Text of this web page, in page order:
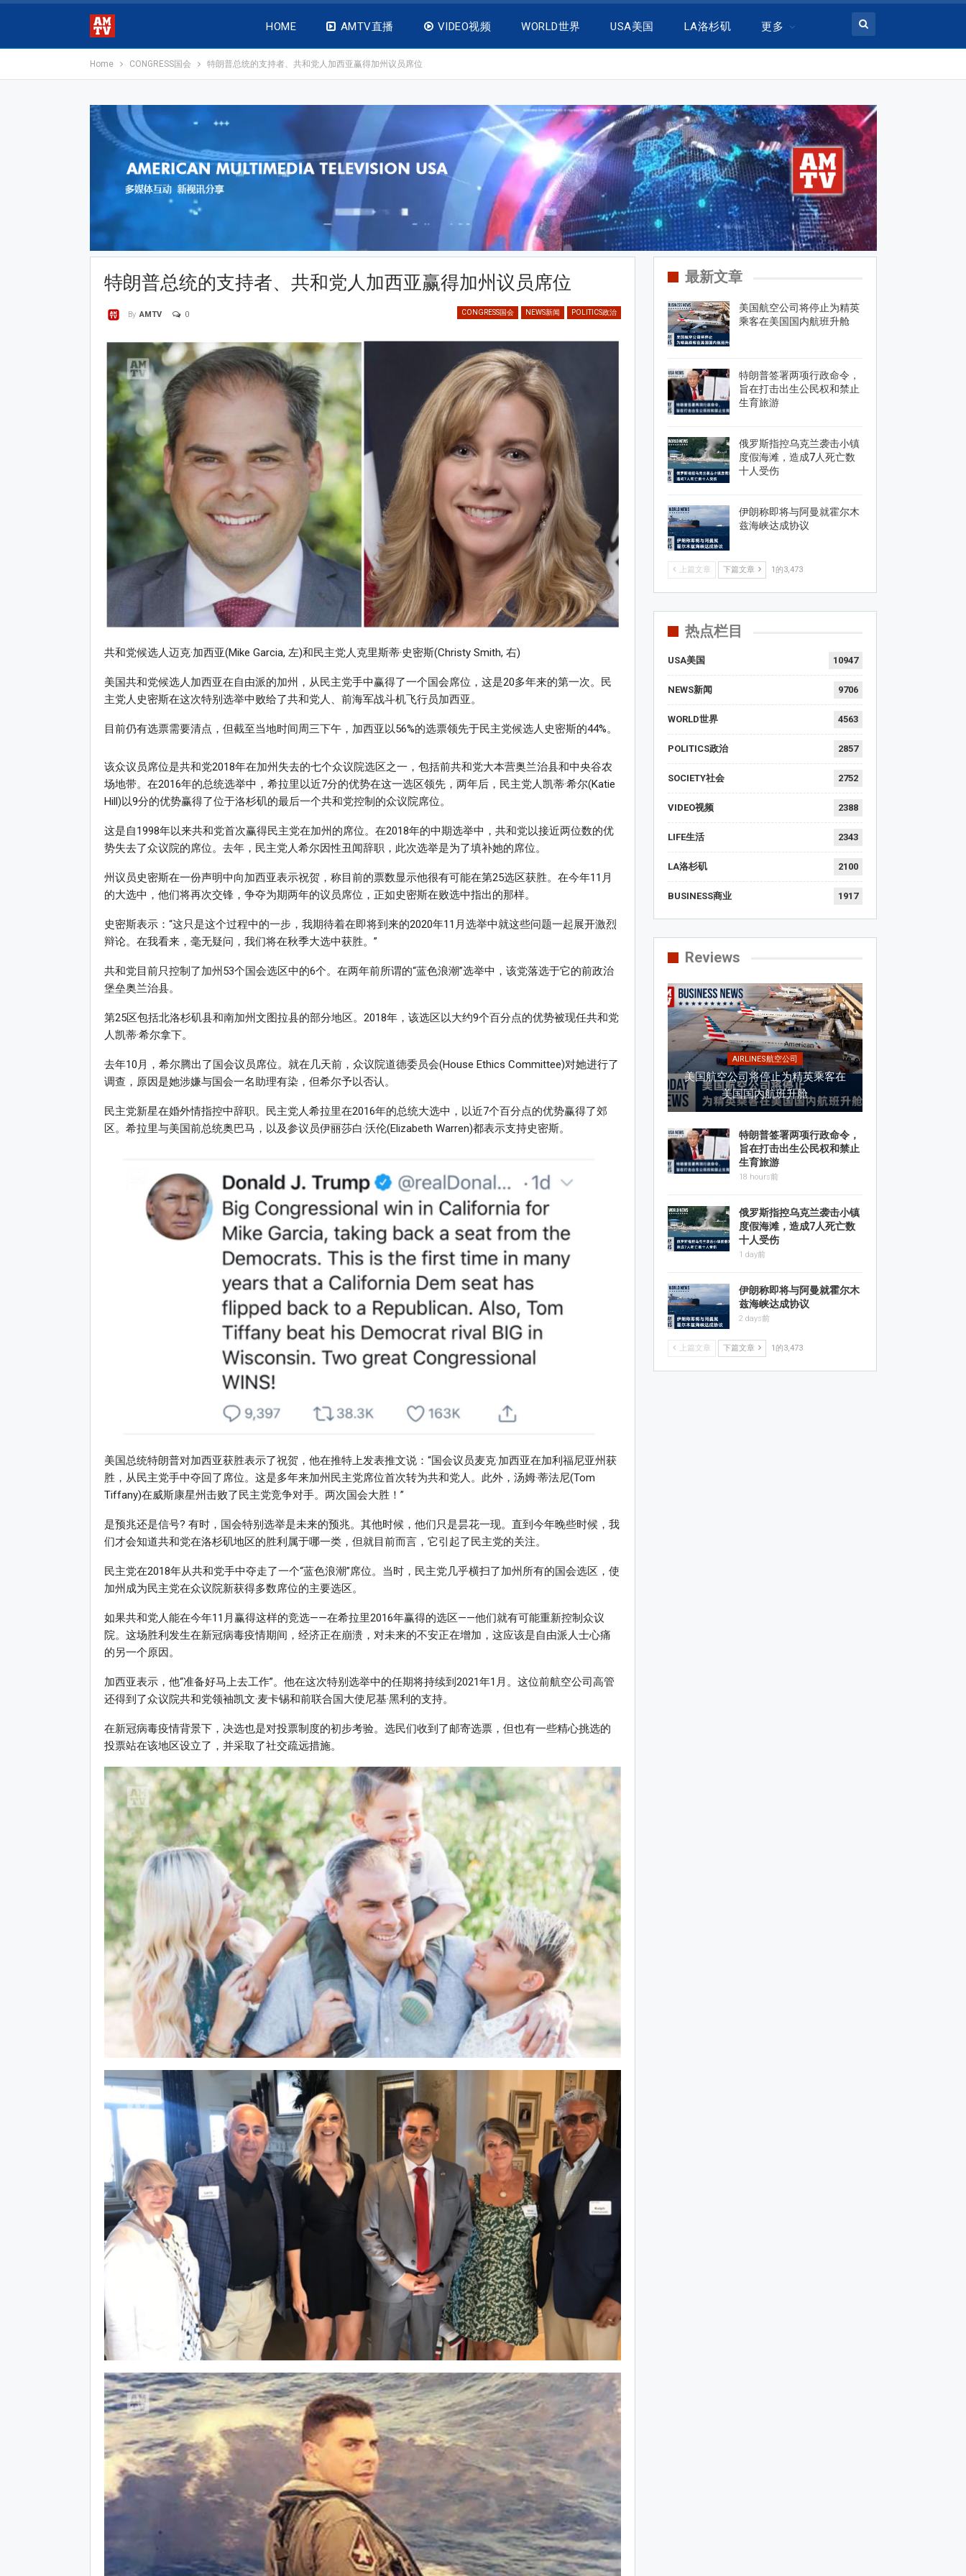
HOME AMTV直播 VIDEO视频 WORLD世界 USA美国 LA洛杉矶 更多
Home CONGRESS国会 特朗普总统的支持者、共和党人加西亚赢得加州议员席位
特朗普总统的支持者、共和党人加西亚赢得加州议员席位
CONGRESS国会 NEWS新闻 POLITICS政治
By AMTV 0
共和党候选人迈克·加西亚(Mike Garcia, 左)和民主党人克里斯蒂·史密斯(Christy Smith, 右)
美国共和党候选人加西亚在自由派的加州，从民主党手中赢得了一个国会席位，这是20多年来的第一次。民
主党人史密斯在这次特别选举中败给了共和党人、前海军战斗机飞行员加西亚。
目前仍有选票需要清点，但截至当地时间周三下午，加西亚以56%的选票领先于民主党候选人史密斯的44%。
该众议员席位是共和党2018年在加州失去的七个众议院选区之一，包括前共和党大本营奥兰治县和中央谷农
场地带。在2016年的总统选举中，希拉里以近7分的优势在这一选区领先，两年后，民主党人凯蒂·希尔(Katie
Hill)以9分的优势赢得了位于洛杉矶的最后一个共和党控制的众议院席位。
这是自1998年以来共和党首次赢得民主党在加州的席位。在2018年的中期选举中，共和党以接近两位数的优
势失去了众议院的席位。去年，民主党人希尔因性丑闻辞职，此次选举是为了填补她的席位。
州议员史密斯在一份声明中向加西亚表示祝贺，称目前的票数显示他很有可能在第25选区获胜。在今年11月
的大选中，他们将再次交锋，争夺为期两年的议员席位，正如史密斯在败选中指出的那样。
史密斯表示：“这只是这个过程中的一步，我期待着在即将到来的2020年11月选举中就这些问题一起展开激烈
辩论。在我看来，毫无疑问，我们将在秋季大选中获胜。”
共和党目前只控制了加州53个国会选区中的6个。在两年前所谓的“蓝色浪潮”选举中，该党落选于它的前政治
堡垒奥兰治县。
第25区包括北洛杉矶县和南加州文图拉县的部分地区。2018年，该选区以大约9个百分点的优势被现任共和党
人凯蒂·希尔拿下。
去年10月，希尔腾出了国会议员席位。就在几天前，众议院道德委员会(House Ethics Committee)对她进行了
调查，原因是她涉嫌与国会一名助理有染，但希尔予以否认。
民主党新星在婚外情指控中辞职。民主党人希拉里在2016年的总统大选中，以近7个百分点的优势赢得了郊
区。希拉里与美国前总统奥巴马，以及参议员伊丽莎白·沃伦(Elizabeth Warren)都表示支持史密斯。
美国总统特朗普对加西亚获胜表示了祝贺，他在推特上发表推文说：“国会议员麦克·加西亚在加利福尼亚州获
胜，从民主党手中夺回了席位。这是多年来加州民主党席位首次转为共和党人。此外，汤姆·蒂法尼(Tom
Tiffany)在威斯康星州击败了民主党竞争对手。两次国会大胜！”
是预兆还是信号? 有时，国会特别选举是未来的预兆。其他时候，他们只是昙花一现。直到今年晚些时候，我
们才会知道共和党在洛杉矶地区的胜利属于哪一类，但就目前而言，它引起了民主党的关注。
民主党在2018年从共和党手中夺走了一个“蓝色浪潮”席位。当时，民主党几乎横扫了加州所有的国会选区，使
加州成为民主党在众议院新获得多数席位的主要选区。
如果共和党人能在今年11月赢得这样的竞选——在希拉里2016年赢得的选区——他们就有可能重新控制众议
院。这场胜利发生在新冠病毒疫情期间，经济正在崩溃，对未来的不安正在增加，这应该是自由派人士心痛
的另一个原因。
加西亚表示，他“准备好马上去工作”。他在这次特别选举中的任期将持续到2021年1月。这位前航空公司高管
还得到了众议院共和党领袖凯文·麦卡锡和前联合国大使尼基·黑利的支持。
在新冠病毒疫情背景下，决选也是对投票制度的初步考验。选民们收到了邮寄选票，但也有一些精心挑选的
投票站在该地区设立了，并采取了社交疏远措施。
最新文章
美国航空公司将停止为精英
乘客在美国国内航班升舱
特朗普签署两项行政命令，
旨在打击出生公民权和禁止
生育旅游
俄罗斯指控乌克兰袭击小镇
度假海滩，造成7人死亡数
十人受伤
伊朗称即将与阿曼就霍尔木
兹海峡达成协议
上篇文章 下篇文章 1的3,473
热点栏目
USA美国 10947
NEWS新闻 9706
WORLD世界 4563
POLITICS政治 2857
SOCIETY社会 2752
VIDEO视频 2388
LIFE生活 2343
LA洛杉矶 2100
BUSINESS商业 1917
Reviews
AIRLINES航空公司
美国航空公司将停止为精英乘客在
美国国内航班升舱
特朗普签署两项行政命令，
旨在打击出生公民权和禁止
生育旅游
18 hours前
俄罗斯指控乌克兰袭击小镇
度假海滩，造成7人死亡数
十人受伤
1 day前
伊朗称即将与阿曼就霍尔木
兹海峡达成协议
2 days前
上篇文章 下篇文章 1的3,473